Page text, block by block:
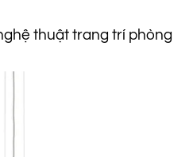
thuật trang trí phòng